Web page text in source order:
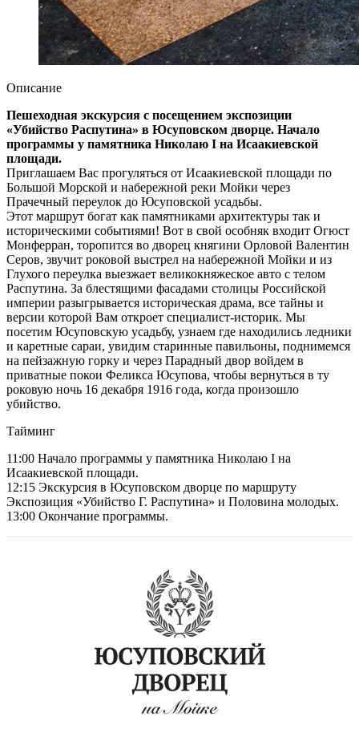
Описание
Пешеходная экскурсия с посещением экспозиции
«Убийство Распутина» в Юсуповском дворце. Начало
программы у памятника Николаю I на Исаакиевской
площади.
Приглашаем Вас прогуляться от Исаакиевской площади по
Большой Морской и набережной реки Мойки через
Прачечный переулок до Юсуповской усадьбы.
Этот маршрут богат как памятниками архитектуры так и
историческими событиями! Вот в свой особняк входит Огюст
Монферран, торопится во дворец княгини Орловой Валентин
Серов, звучит роковой выстрел на набережной Мойки и из
Глухого переулка выезжает великокняжеское авто с телом
Распутина. За блестящими фасадами столицы Российской
империи разыгрывается историческая драма, все тайны и
версии которой Вам откроет специалист-историк. Мы
посетим Юсуповскую усадьбу, узнаем где находились ледники
и каретные сараи, увидим старинные павильоны, поднимемся
на пейзажную горку и через Парадный двор войдем в
приватные покои Феликса Юсупова, чтобы вернуться в ту
роковую ночь 16 декабря 1916 года, когда произошло
убийство.
Тайминг
11:00 Начало программы у памятника Николаю I на
Исаакиевской площади.
12:15 Экскурсия в Юсуповском дворце по маршруту
Экспозиция «Убийство Г. Распутина» и Половина молодых.
13:00 Окончание программы.